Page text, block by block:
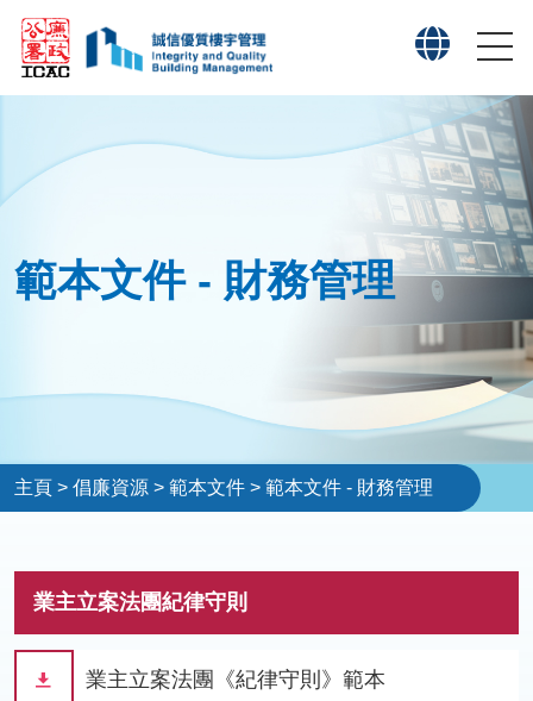
範本文件 - 財務管理
主頁 > 倡廉資源 > 範本文件 > 範本文件 - 財務管理
業主立案法團紀律守則
業主立案法團《紀律守則》範本